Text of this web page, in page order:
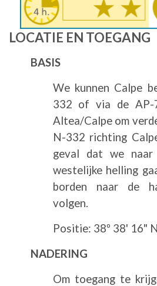
LOCATIE EN TOEGANG
BASIS
We kunnen Calpe
332 of via de
Altea/Calpe om
N-332 richting
geval dat we
westelijke helling
borden naar de
volgen.
Positie: 38º 38' 16"
NADERING
Om toegang te